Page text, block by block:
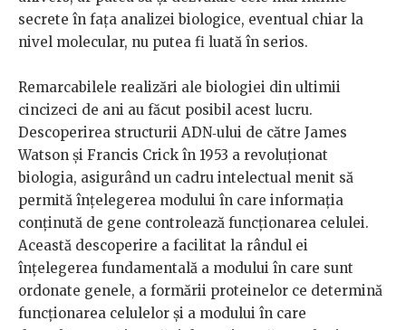
secrete în fața analizei biologice, eventual chiar la
nivel molecular, nu putea fi luată în serios.
Remarcabilele realizări ale biologiei din ultimii
cincizeci de ani au făcut posibil acest lucru.
Descoperirea structurii ADN‑ului de către James
Watson și Francis Crick în 1953 a revoluționat
biologia, asigurând un cadru intelectual menit să
permită înțelegerea modului în care informația
conținută de gene controlează funcționarea celulei.
Această descoperire a facilitat la rândul ei
înțelegerea fundamentală a modului în care sunt
ordonate genele, a formării proteinelor ce determină
funcționarea celulelor și a modului în care